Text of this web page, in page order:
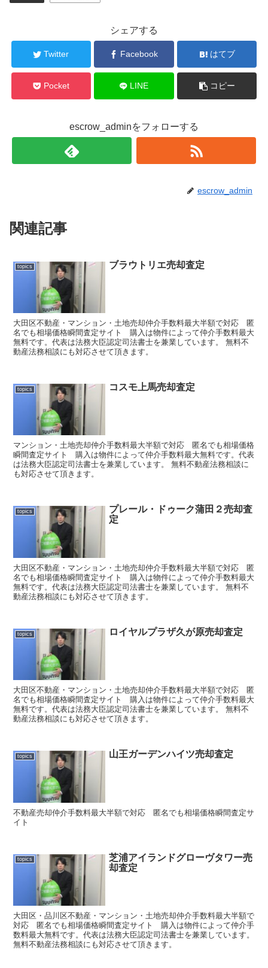
シェアする
Twitter Facebook はてブ
Pocket LINE コピー
escrow_adminをフォローする
escrow_admin
関連記事
topics ブラウトリエ売却査定
大田区不動産・マンション・土地売却仲介手数料最大半額で対応 匿
名でも相場価格瞬間査定サイト 購入は物件によって仲介手数料最大
無料です。代表は法務大臣認定司法書士を兼業しています。 無料不
動産法務相談にも対応させて頂きます。
topics コスモ上馬売却査定
マンション・土地売却仲介手数料最大半額で対応 匿名でも相場価格
瞬間査定サイト 購入は物件によって仲介手数料最大無料です。代表
は法務大臣認定司法書士を兼業しています。 無料不動産法務相談に
も対応させて頂きます。
topics
プレール・ドゥーク蒲田２売却査
定
大田区不動産・マンション・土地売却仲介手数料最大半額で対応 匿
名でも相場価格瞬間査定サイト 購入は物件によって仲介手数料最大
無料です。代表は法務大臣認定司法書士を兼業しています。 無料不
動産法務相談にも対応させて頂きます。
topics ロイヤルプラザ久が原売却査定
大田区不動産・マンション・土地売却仲介手数料最大半額で対応 匿
名でも相場価格瞬間査定サイト 購入は物件によって仲介手数料最大
無料です。代表は法務大臣認定司法書士を兼業しています。 無料不
動産法務相談にも対応させて頂きます。
topics 山王ガーデンハイツ売却査定
不動産売却仲介手数料最大半額で対応 匿名でも相場価格瞬間査定サ
イト
topics
芝浦アイランドグローヴタワー売
却査定
大田区・品川区不動産・マンション・土地売却仲介手数料最大半額で
対応 匿名でも相場価格瞬間査定サイト 購入は物件によって仲介手
数料最大無料です。代表は法務大臣認定司法書士を兼業しています。
無料不動産法務相談にも対応させて頂きます。